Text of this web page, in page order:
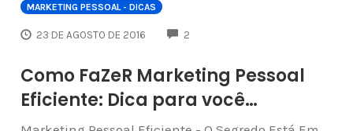
MARKETING PESSOAL - DICAS
23 DE AGOSTO DE 2016 2
Como FaZeR Marketing Pessoal
Eficiente: Dica para você…